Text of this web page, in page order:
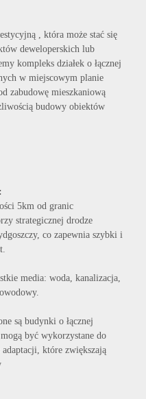
, która może stać się
deweloperskich lub
kompleks działek o łącznej
w miejscowym planie
zabudowę mieszkaniową
budowy obiektów
5km od granic
strategicznej drodze
co zapewnia szybki i
media: woda, kanalizacja,
są budynki o łącznej
być wykorzystane do
adaptacji, które zwiększają